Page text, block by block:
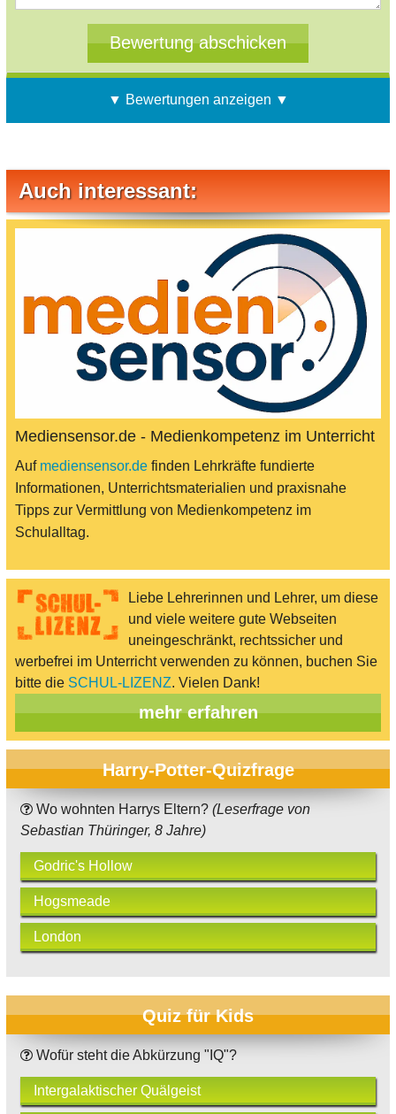
▼ Bewertungen anzeigen ▼
Auch interessant:
Mediensensor.de - Medienkompetenz im Unterricht
Auf mediensensor.de finden Lehrkräfte fundierte
Informationen, Unterrichtsmaterialien und praxisnahe
Tipps zur Vermittlung von Medienkompetenz im
Schulalltag.
Liebe Lehrerinnen und Lehrer, um diese
und viele weitere gute Webseiten
uneingeschränkt, rechtssicher und
werbefrei im Unterricht verwenden zu können, buchen Sie
bitte die SCHUL-LIZENZ. Vielen Dank!
mehr erfahren
Harry-Potter-Quizfrage
Wo wohnten Harrys Eltern? (Leserfrage von
Sebastian Thüringer, 8 Jahre)
Godric's Hollow
Hogsmeade
London
Quiz für Kids
Wofür steht die Abkürzung "IQ"?
Intergalaktischer Quälgeist